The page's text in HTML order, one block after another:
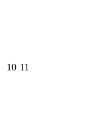
10 11